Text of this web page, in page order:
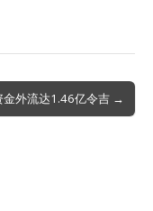
金外流达1.46亿令吉 →